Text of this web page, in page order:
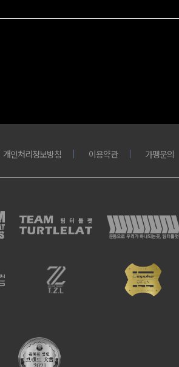
개인처리정보방침 이용약관 가맹문의